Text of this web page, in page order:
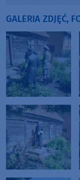
GALERIA ZDJĘĆ,